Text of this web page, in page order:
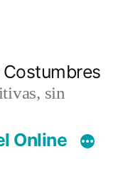
Costumbres
sin
Online